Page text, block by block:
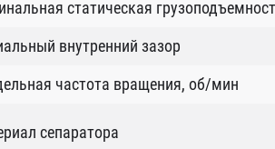
статическая
внутренний зазор
частота вращения, об/мин
сепаратора